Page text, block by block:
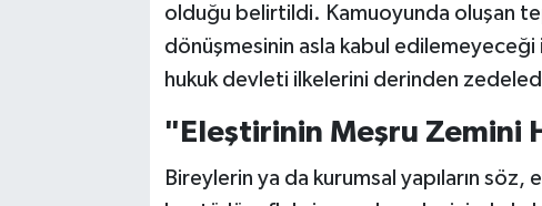
olduğu belirtildi. Kamuoyunda oluşan
dönüşmesinin asla kabul
hukuk devleti ilkelerini derinden
"Eleştirinin Meşru Zemini
Bireylerin ya da kurumsal yapıların söz,